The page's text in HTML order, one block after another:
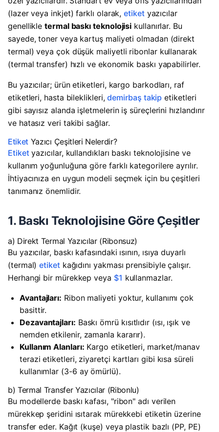
(lazer veya inkjet) farklı olarak,etiketyazıcılar
genellikletermal baskı teknolojisi kullanırlar. Bu
sayede, toner veya kartuş maliyeti olmadan (direkt
termal) veya çok düşük maliyetli ribonlar kullanarak
(termal transfer) hızlı ve ekonomik baskı yapabilirler.
Bu yazıcılar; ürün etiketleri, kargo barkodları, raf
etiketleri, hasta bileklikleri,demirbaş takip etiketleri
gibi sayısız alanda işletmelerin iş süreçlerini hızlandırır
ve hatasız veri takibi sağlar.
Etiket Yazıcı Çeşitleri Nelerdir?
Etiketyazıcılar, kullandıkları baskı teknolojisine ve
kullanım yoğunluğuna göre farklı kategorilere ayrılır.
İhtiyacınıza en uygun modeli seçmek için bu çeşitleri
tanımanız önemlidir.
1. Baskı Teknolojisine Göre Çeşitler
a) Direkt Termal Yazıcılar (Ribonsuz)
Bu yazıcılar, baskı kafasındaki ısının, ısıya duyarlı
(termal)etiketkağıdını yakması prensibiyle çalışır.
Herhangi bir mürekkep veya $1 kullanmazlar.
Avantajları: Ribon maliyeti yoktur, kullanımı çok
basittir.
Dezavantajları: Baskı ömrü kısıtlıdır (ısı, ışık ve
nemden etkilenir, zamanla kararır).
Kullanım Alanları: Kargo etiketleri, market/manav
terazi etiketleri, ziyaretçi kartları gibi kısa süreli
kullanımlar (3-6 ay ömürlü).
b) Termal Transfer Yazıcılar (Ribonlu)
Bu modellerde baskı kafası, "ribon" adı verilen
mürekkep şeridini ısıtarak mürekkebi etiketin üzerine
transfer eder. Kağıt (kuşe) veya plastik bazlı (PP, PE)